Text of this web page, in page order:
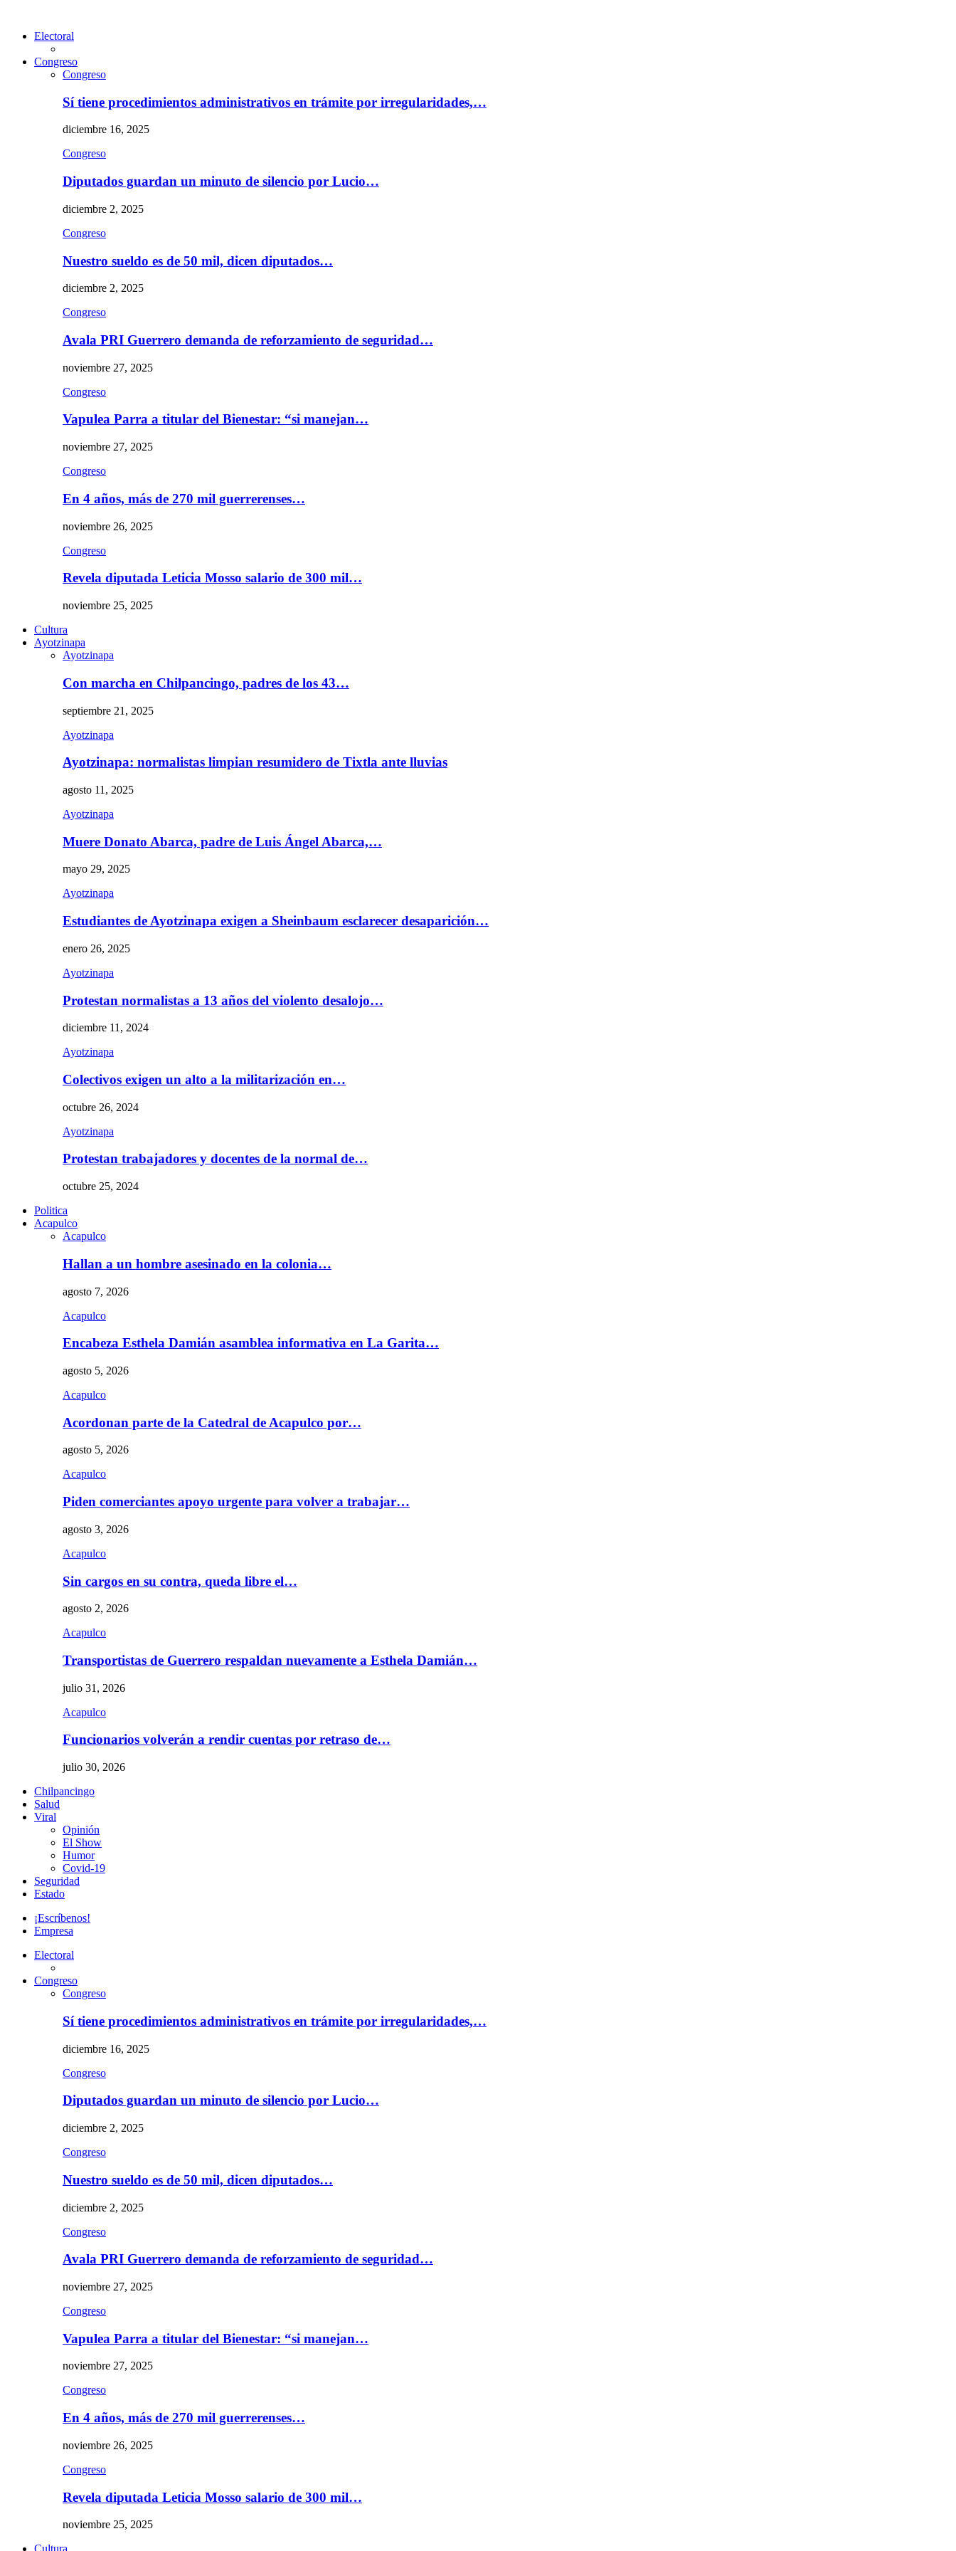
Electoral
Congreso
Congreso
Sí tiene procedimientos administrativos en trámite por irregularidades,…
diciembre 16, 2025
Congreso
Diputados guardan un minuto de silencio por Lucio…
diciembre 2, 2025
Congreso
Nuestro sueldo es de 50 mil, dicen diputados…
diciembre 2, 2025
Congreso
Avala PRI Guerrero demanda de reforzamiento de seguridad…
noviembre 27, 2025
Congreso
Vapulea Parra a titular del Bienestar: “si manejan…
noviembre 27, 2025
Congreso
En 4 años, más de 270 mil guerrerenses…
noviembre 26, 2025
Congreso
Revela diputada Leticia Mosso salario de 300 mil…
noviembre 25, 2025
Cultura
Ayotzinapa
Ayotzinapa
Con marcha en Chilpancingo, padres de los 43…
septiembre 21, 2025
Ayotzinapa
Ayotzinapa: normalistas limpian resumidero de Tixtla ante lluvias
agosto 11, 2025
Ayotzinapa
Muere Donato Abarca, padre de Luis Ángel Abarca,…
mayo 29, 2025
Ayotzinapa
Estudiantes de Ayotzinapa exigen a Sheinbaum esclarecer desaparición…
enero 26, 2025
Ayotzinapa
Protestan normalistas a 13 años del violento desalojo…
diciembre 11, 2024
Ayotzinapa
Colectivos exigen un alto a la militarización en…
octubre 26, 2024
Ayotzinapa
Protestan trabajadores y docentes de la normal de…
octubre 25, 2024
Politica
Acapulco
Acapulco
Hallan a un hombre asesinado en la colonia…
agosto 7, 2026
Acapulco
Encabeza Esthela Damián asamblea informativa en La Garita…
agosto 5, 2026
Acapulco
Acordonan parte de la Catedral de Acapulco por…
agosto 5, 2026
Acapulco
Piden comerciantes apoyo urgente para volver a trabajar…
agosto 3, 2026
Acapulco
Sin cargos en su contra, queda libre el…
agosto 2, 2026
Acapulco
Transportistas de Guerrero respaldan nuevamente a Esthela Damián…
julio 31, 2026
Acapulco
Funcionarios volverán a rendir cuentas por retraso de…
julio 30, 2026
Chilpancingo
Salud
Viral
Opinión
El Show
Humor
Covid-19
Seguridad
Estado
¡Escríbenos!
Empresa
Electoral
Congreso
Congreso
Sí tiene procedimientos administrativos en trámite por irregularidades,…
diciembre 16, 2025
Congreso
Diputados guardan un minuto de silencio por Lucio…
diciembre 2, 2025
Congreso
Nuestro sueldo es de 50 mil, dicen diputados…
diciembre 2, 2025
Congreso
Avala PRI Guerrero demanda de reforzamiento de seguridad…
noviembre 27, 2025
Congreso
Vapulea Parra a titular del Bienestar: “si manejan…
noviembre 27, 2025
Congreso
En 4 años, más de 270 mil guerrerenses…
noviembre 26, 2025
Congreso
Revela diputada Leticia Mosso salario de 300 mil…
noviembre 25, 2025